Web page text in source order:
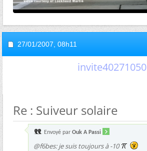
27/01/2007, 08h11
invite40271050
Re : Suiveur solaire
Envoyé par Ouk A Passi
@f6bes: je suis toujours à -10